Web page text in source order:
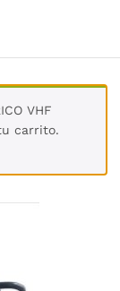
VHF
tu carrito.